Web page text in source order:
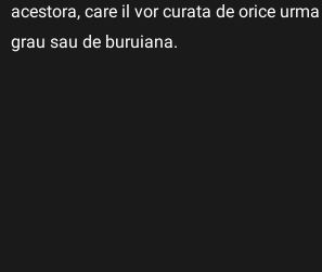
acestora, care il vor curata de orice
grau sau de buruiana.